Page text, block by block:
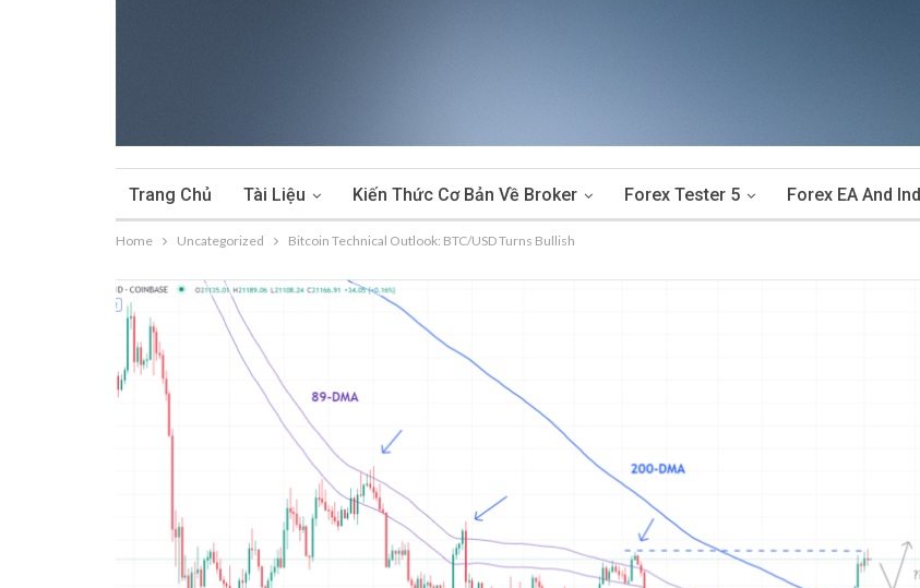
Trang Chủ Tài Liệu Kiến Thức Cơ Bản Về Broker Forex Tester 5 Forex EA And
Home Uncategorized Bitcoin Technical Outlook: BTC/USD Turns Bullish